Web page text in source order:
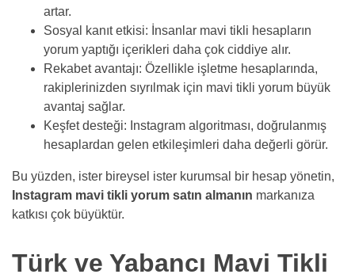
artar.
Sosyal kanıt etkisi: İnsanlar mavi tikli hesapların
yorum yaptığı içerikleri daha çok ciddiye alır.
Rekabet avantajı: Özellikle işletme hesaplarında,
rakiplerinizden sıyrılmak için mavi tikli yorum büyük
avantaj sağlar.
Keşfet desteği: Instagram algoritması, doğrulanmış
hesaplardan gelen etkileşimleri daha değerli görür.
Bu yüzden, ister bireysel ister kurumsal bir hesap yönetin,
Instagram mavi tikli yorum satın almanın markanıza
katkısı çok büyüktür.
Türk ve Yabancı Mavi Tikli